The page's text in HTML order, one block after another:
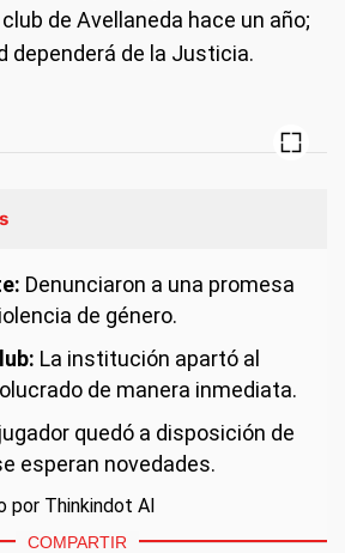
de Avellaneda hace un año;
dependerá de la Justicia.
Denunciaron a una promesa
de género.
La institución apartó al
de manera inmediata.
quedó a disposición de
esperan novedades.
por Thinkindot AI
COMPARTIR